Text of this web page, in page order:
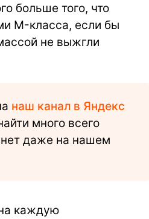
больше того, что
M-класса, если бы
не выжгли
наш канал в Яндекс
много всего
нет даже на нашем
каждую